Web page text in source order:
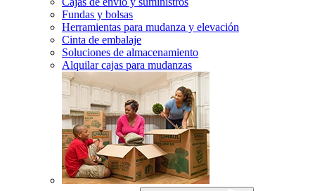
Fundas y bolsas
Herramientas para mudanza y elevación
Cinta de embalaje
Soluciones de almacenamiento
Alquilar cajas para mudanzas